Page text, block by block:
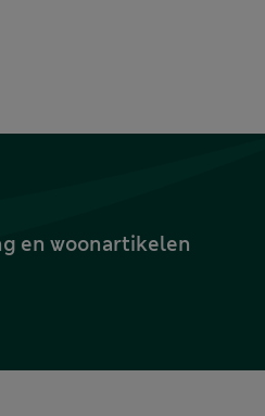
en woonartikelen